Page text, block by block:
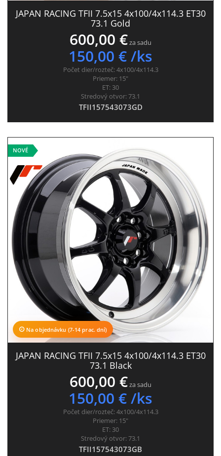
JAPAN RACING TFII 7.5x15 4x100/4x114.3 ET30
73.1 Gold
600,00 €za sadu
150,00 € /ks
Počet dier/rozteč:4x100/4x114.3
Priemer: 15"
ET: 30
Stredový otvor:73.1
TFII157543073GD
NOVÉ
Na objednávku (7-14 prac. dní)
JAPAN RACING TFII 7.5x15 4x100/4x114.3 ET30
73.1 Black
600,00 €za sadu
150,00 € /ks
Počet dier/rozteč:4x100/4x114.3
Priemer: 15"
ET: 30
Stredový otvor:73.1
TFII157543073GB